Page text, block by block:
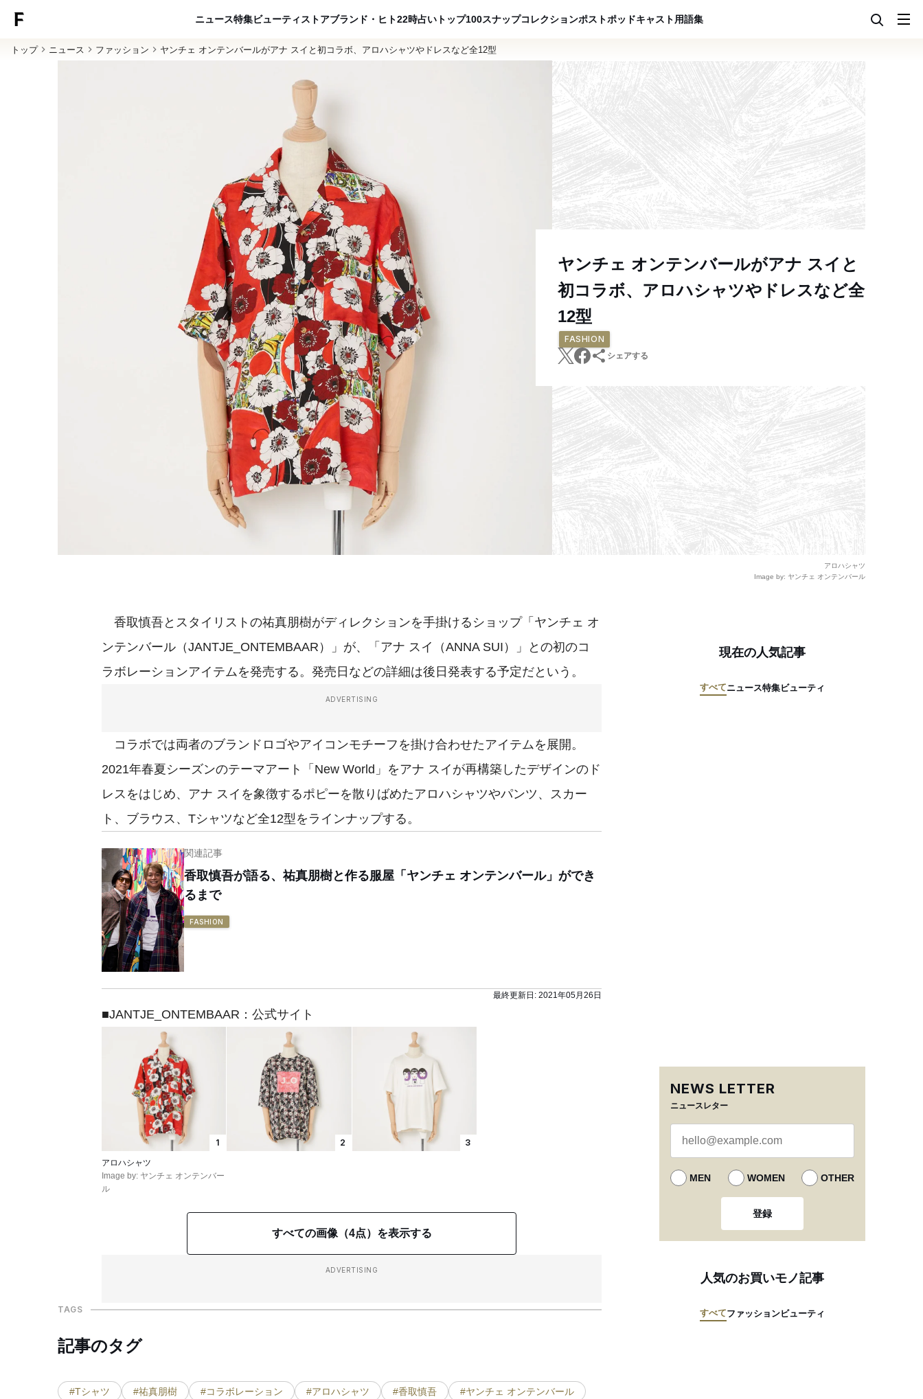
ニュース特集ビューティ ストアブランド・ヒト22時占い トップ100スナップコレクションポストポッドキャスト用語集
トップ ニュース ファッション ヤンチェ オンテンバールがアナ スイと初コラボ、アロハシャツやドレスなど全12型
ヤンチェ オンテンバールがアナ スイと
初コラボ、アロハシャツやドレスなど全
12型
FASHION
シェアする
アロハシャツ
Image by: ヤンチェ オンテンバール
香取慎吾とスタイリストの祐真朋樹がディレクションを手掛けるショップ「ヤンチェ オ
ンテンバール（JANTJE_ONTEMBAAR）」が、「アナ スイ（ANNA SUI）」との初のコ
ラボレーションアイテムを発売する。発売日などの詳細は後日発表する予定だという。
ADVERTISING
コラボでは両者のブランドロゴやアイコンモチーフを掛け合わせたアイテムを展開。
2021年春夏シーズンのテーマアート「New World」をアナ スイが再構築したデザインのド
レスをはじめ、アナ スイを象徴するポピーを散りばめたアロハシャツやパンツ、スカー
ト、ブラウス、Tシャツなど全12型をラインナップする。
関連記事
香取慎吾が語る、祐真朋樹と作る服屋「ヤンチェ オンテンバール」ができ
るまで
FASHION
最終更新日: 2021年05月26日
■JANTJE_ONTEMBAAR：公式サイト
1
アロハシャツ
Image by: ヤンチェ オンテンバー
ル
2 3
すべての画像（4点）を表示する
ADVERTISING
TAGS
記事のタグ
#Tシャツ #祐真朋樹 #コラボレーション #アロハシャツ #香取慎吾
#ヤンチェ オンテンバール
現在の人気記事
すべてニュース特集ビューティ
NEWS LETTER
ニュースレター
MEN WOMEN OTHER
登録
人気のお買いモノ記事
すべてファッションビューティ